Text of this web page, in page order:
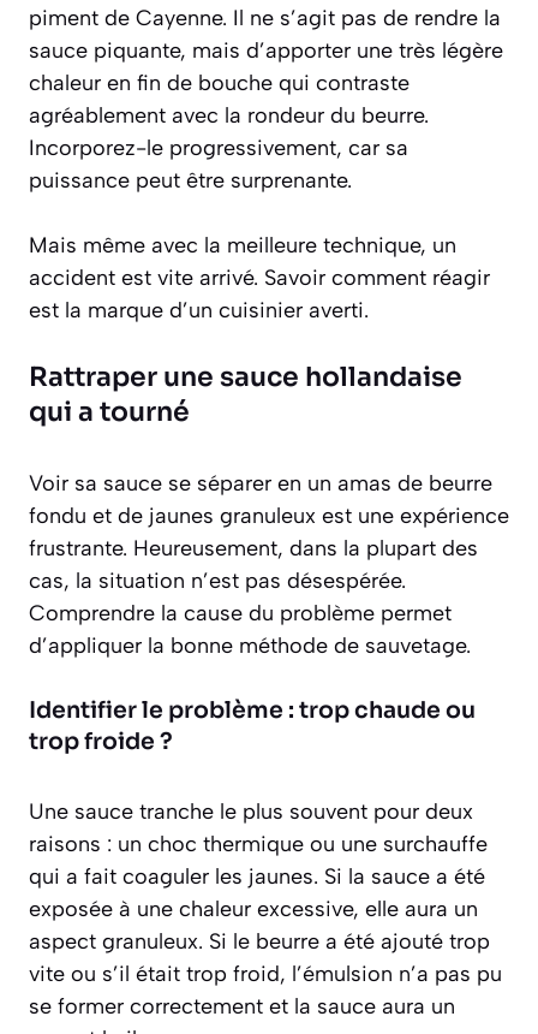
piment de Cayenne. Il ne s’agit pas de rendre la
sauce piquante, mais d’apporter une très légère
chaleur en fin de bouche qui contraste
agréablement avec la rondeur du beurre.
Incorporez-le progressivement, car sa
puissance peut être surprenante.
Mais même avec la meilleure technique, un
accident est vite arrivé. Savoir comment réagir
est la marque d’un cuisinier averti.
Rattraper une sauce hollandaise
qui a tourné
Voir sa sauce se séparer en un amas de beurre
fondu et de jaunes granuleux est une expérience
frustrante. Heureusement, dans la plupart des
cas, la situation n’est pas désespérée.
Comprendre la cause du problème permet
d’appliquer la bonne méthode de sauvetage.
Identifier le problème : trop chaude ou
trop froide ?
Une sauce tranche le plus souvent pour deux
raisons : un choc thermique ou une surchauffe
qui a fait coaguler les jaunes. Si la sauce a été
exposée à une chaleur excessive, elle aura un
aspect granuleux. Si le beurre a été ajouté trop
vite ou s’il était trop froid, l’émulsion n’a pas pu
se former correctement et la sauce aura un